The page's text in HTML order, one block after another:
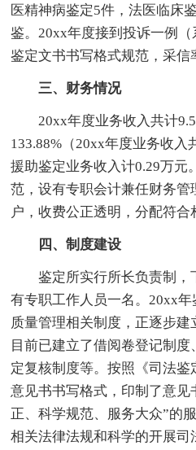
医精神病鉴定5件，法医临床
鉴。20xx年度接到投诉一例（
鉴定文书书写格式规范，采信
三、财务情况
20xx年度业务收入共计
133.88%（20xx年度业务收
援助鉴定业务收入计0.29万元
范，设有专职会计兼任财务
户，收费公正透明，分配符合
四、制度建设
鉴定所实行所长负责制，
有专职工作人员一名。20xx
质量管理相关制度，正逐步建
目前已建立了借阅卷登记制
定复核制度等。按照《司法鉴
意见书书写格式，印制了意见
正、科学规范、服务大众”的
相关法律法规和科学的开展